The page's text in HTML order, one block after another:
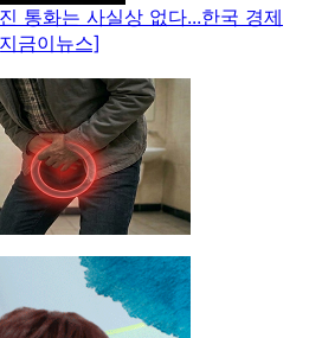
통화는 사실상 없다...한국 경제
금이뉴스]